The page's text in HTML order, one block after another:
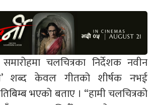
चलचित्रका निर्देशक नवीन
शब्द केवल गीतको शीर्षक नभई
भएको बताए । “हामी चलचित्रको